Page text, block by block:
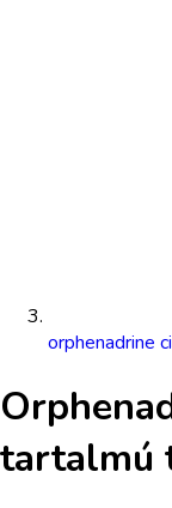
orphenadrine
tartalmú